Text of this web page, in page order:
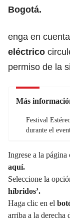
Bogotá.
enga en
eléctrico
permiso de la
Más
Festival
durante el
Ingrese a la
aquí.
Seleccione la
híbridos’.
Haga clic en el
arriba a la